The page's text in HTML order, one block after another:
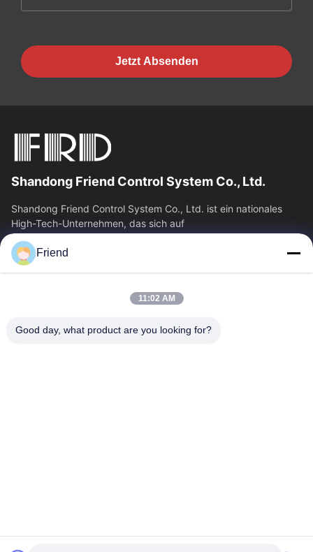
Jetzt Absenden
Shandong Friend Control System Co., Ltd.
Shandong Friend Control System Co., Ltd. ist ein nationales
High-Tech-Unternehmen, das sich auf
Instrumentierungsforschung und -entwicklung,...
Schnelle Verbindungen
Über Uns
Fabrik Tour
Qualitätskontrolle
Friend
11:02 AM
Good day, what product are you looking for?